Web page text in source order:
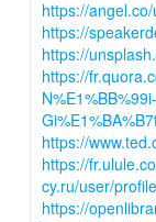
https://
https://
https://
https://
https://
https://
cy.ru/user/
https://